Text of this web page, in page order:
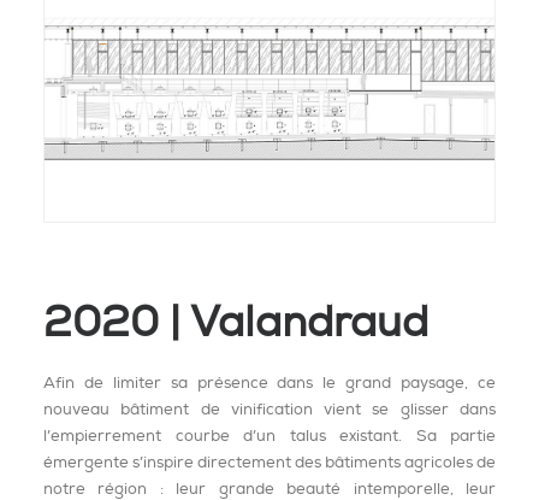
2020 | Valandraud
Afin de limiter sa présence dans le grand paysage, ce
nouveau bâtiment de vinification vient se glisser dans
l’empierrement courbe d’un talus existant. Sa partie
émergente s’inspire directement des bâtiments agricoles de
notre région : leur grande beauté intemporelle, leur